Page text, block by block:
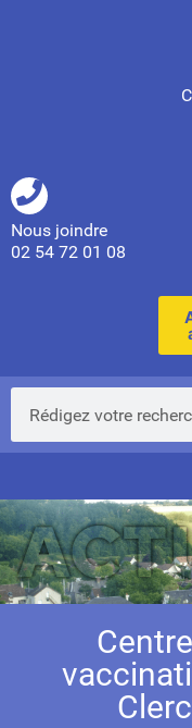
Nous joindre
02 54 72 01 08